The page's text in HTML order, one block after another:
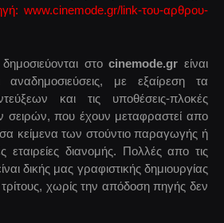
www.cinemode.gr/link-του-αρθρου-
στοcinemode.gr είναι
με εξαίρεση τα
και τις υποθέσεις-πλοκές
σειρών, που έχουν μεταφραστεί απο
κείμενα των στούντιο παραγωγής ή
εταιρείες διανομής. Πολλές απο τις
δικής μας γραφιστικής δημιουργίας
χωρίς την απόδοση πηγής δεν